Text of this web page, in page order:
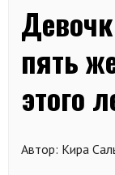
пять
этого
Автор: Кира